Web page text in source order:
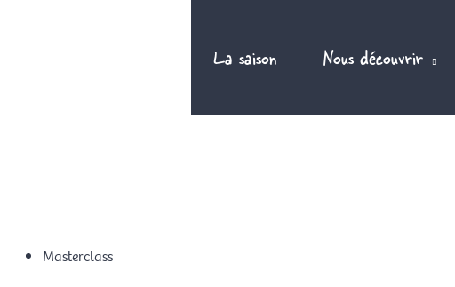
La saison Nous découvrir
Masterclass